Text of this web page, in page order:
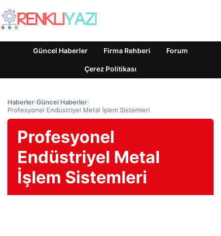
Güncel Haberler Firma Rehberi Forum
Çerez Politikası
Haberler›Güncel Haberler›
Profesyonel Endüstriyel Metal İşlem Sistemleri
Profesyonel
Endüstriyel Metal
İşlem Sistemleri